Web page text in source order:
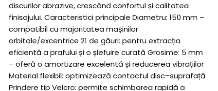
discurilor abrazive, crescând confortul și calitatea
finisajului. Caracteristici principale Diametru: 150 mm –
compatibil cu majoritatea mașinilor
orbitale/excentrice 21 de găuri: pentru extracția
eficientă a prafului și o șlefuire curată Grosime: 5 mm
– oferă o amortizare excelentă și reducerea vibrațiilor
Material flexibil: optimizează contactul disc–suprafață
Prindere tip Velcro: permite schimbarea rapidă a